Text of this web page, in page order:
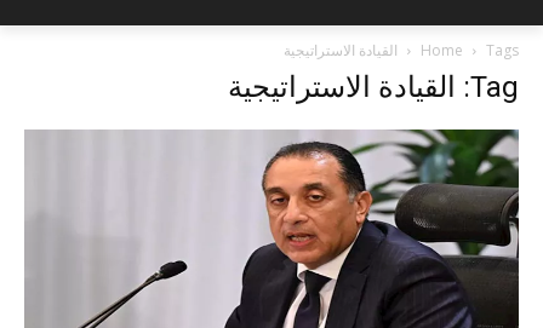
Home Tags القيادة الاستراتيجية
Tag: القيادة الاستراتيجية